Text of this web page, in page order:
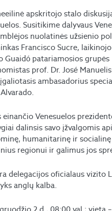
apskritojo stalo
Susitikime dalyvaus
nuolatinės užsienio
Francisco Sucre, laikinojo
Guaidó patariamosios grupės
prof. Dr. José
ambasadorius
einančio Venesuelos
dalinsis savo įžvalgomis
humanitarinę ir
regionui ir galimus jos
delegacijos oficialaus vizito
anglų kalba.